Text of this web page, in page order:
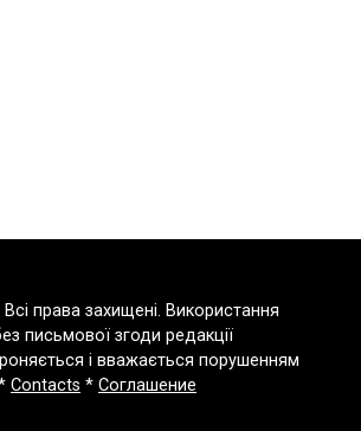
права захищені. Використання
письмової згоди редакції
і вважається порушенням
Contacts * Соглашение